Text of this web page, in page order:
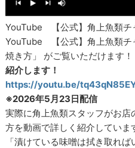
YouTube 【公式】角上魚類チ
YouTube 【公式】角上魚類
焼き方」 がご覧いただけます！
紹介します！
https://youtu.be/
※2026年5月23日配信
実際に角上魚類スタッフがお店
方を動画で詳しく紹介していま
「漬けている味噌は拭き取れ